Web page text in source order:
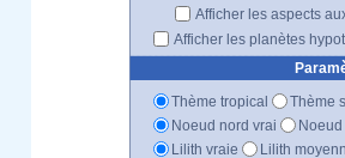
Afficher les aspects
Afficher les planètes
Thème tropical
Thème
Noeud nord vrai
Lilith vraie
Lilith